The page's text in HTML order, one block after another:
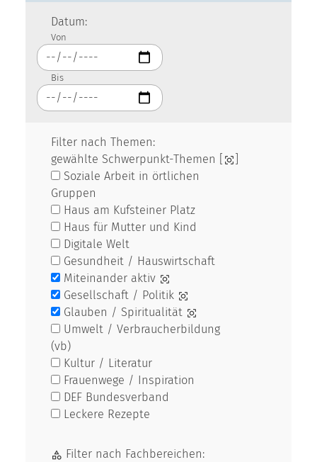
Datum:
Von
Bis
Filter nach Themen:
gewählte Schwerpunkt-Themen [
Soziale Arbeit in örtlichen
Gruppen
Haus am Kufsteiner Platz
Haus für Mutter und Kind
Digitale Welt
Gesundheit / Hauswirtschaft
Miteinander aktiv
Gesellschaft / Politik
Glauben / Spiritualität
Umwelt / Verbraucherbildung
(vb)
Kultur / Literatur
Frauenwege / Inspiration
DEF Bundesverband
Leckere Rezepte
Filter nach Fachbereichen: